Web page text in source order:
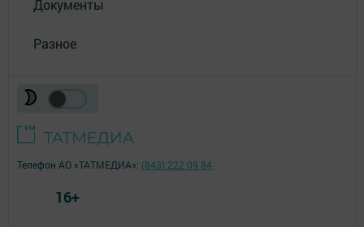
Документы
Разное
Телефон АО «ТАТМЕДИА»: (843) 222 09 84
16+